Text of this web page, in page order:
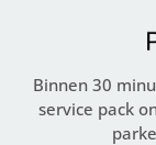
Binnen 30
service pack